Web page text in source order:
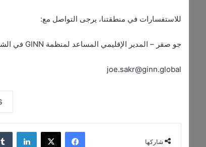
للاستفسارات في منطقتنا، يرجى التواصل مع:
جو صقر – المدير الإقليمي المساعد لمنظمة GINN في الشرق الأوسط وشمال أفريقيا
joe.sakr@ginn.global
شاركها
فيسبوك ‫X لينكدإن